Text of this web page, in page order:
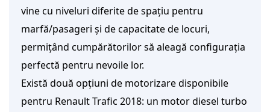
vine cu niveluri diferite de spațiu pentru
marfă/pasageri și de capacitate de locuri,
permițând cumpărătorilor să aleagă configurația
perfectă pentru nevoile lor.
Există două opțiuni de motorizare disponibile
pentru Renault Trafic 2018: un motor diesel turbo